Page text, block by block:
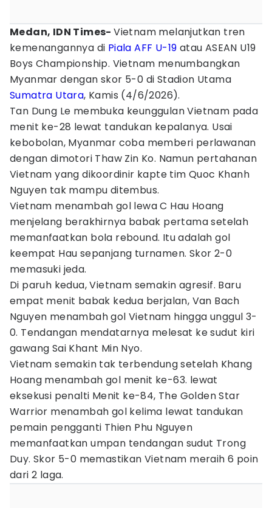
Medan, IDN Times-Vietnam melanjutkan tren
kemenangannya di Piala AFF U-19 atau ASEAN U19
Boys Championship. Vietnam menumbangkan
Myanmar dengan skor 5-0 di Stadion Utama
Sumatra Utara, Kamis (4/6/2026).
Tan Dung Le membuka keunggulan Vietnam pada
menit ke-28 lewat tandukan kepalanya. Usai
kebobolan, Myanmar coba memberi perlawanan
dengan dimotori Thaw Zin Ko. Namun pertahanan
Vietnam yang dikoordinir kapte tim Quoc Khanh
Nguyen tak mampu ditembus.
Vietnam menambah gol lewa C Hau Hoang
menjelang berakhirnya babak pertama setelah
memanfaatkan bola rebound. Itu adalah gol
keempat Hau sepanjang turnamen. Skor 2-0
memasuki jeda.
Di paruh kedua, Vietnam semakin agresif. Baru
empat menit babak kedua berjalan, Van Bach
Nguyen menambah gol Vietnam hingga unggul 3-
0. Tendangan mendatarnya melesat ke sudut kiri
gawang Sai Khant Min Nyo.
Vietnam semakin tak terbendung setelah Khang
Hoang menambah gol menit ke-63. lewat
eksekusi penalti Menit ke-84, The Golden Star
Warrior menambah gol kelima lewat tandukan
pemain pengganti Thien Phu Nguyen
memanfaatkan umpan tendangan sudut Trong
Duy. Skor 5-0 memastikan Vietnam meraih 6 poin
dari 2 laga.